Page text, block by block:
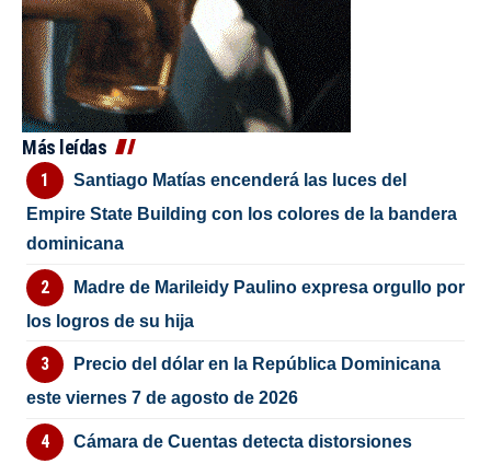
Más leídas
Santiago Matías encenderá las luces del
Empire State Building con los colores de la bandera
dominicana
Madre de Marileidy Paulino expresa orgullo por
los logros de su hija
Precio del dólar en la República Dominicana
este viernes 7 de agosto de 2026
Cámara de Cuentas detecta distorsiones